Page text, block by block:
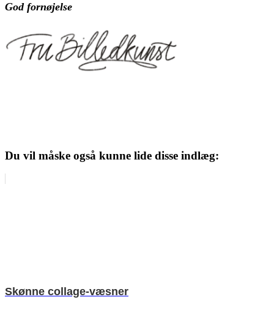
God fornøjelse
Du vil måske også kunne lide disse indlæg:
Skønne collage-væsner